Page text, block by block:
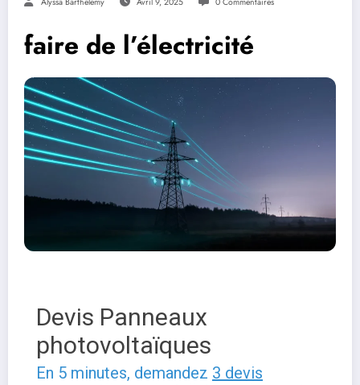
faire de l’électricité
Devis Panneaux
photovoltaïques
En 5 minutes, demandez 3 devis